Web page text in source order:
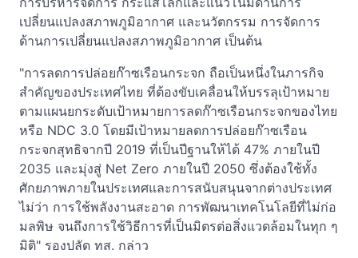
เปลี่ยนแปลงสภาพภูมิอากาศ และนวัตกรรม การจัดการ
ด้านการเปลี่ยนแปลงสภาพภูมิอากาศ เป็นต้น
"การลดการปล่อยก๊าซเรือนกระจก ถือเป็นหนึ่งในภารกิจ
สำคัญของประเทศไทย ที่ต้องขับเคลื่อนให้บรรลุเป้าหมาย
ตามแผนยกระดับเป้าหมายการลดก๊าซเรือนกระจกของไทย
หรือ NDC 3.0 โดยมีเป้าหมายลดการปล่อยก๊าซเรือน
กระจกสุทธิจากปี 2019 ที่เป็นปีฐานให้ได้ 47% ภายในปี
2035 และมุ่งสู่ Net Zero ภายในปี 2050 ซึ่งต้องใช้ทั้ง
ศักยภาพภายในประเทศและการสนับสนุนจากต่างประเทศ
ไม่ว่า การใช้พลังงานสะอาด การพัฒนาเทคโนโลยีที่ไม่ก่อ
มลพิษ จนถึงการใช้วิธีการที่เป็นมิตรต่อสิ่งแวดล้อมในทุก ๆ
มิติ" รองปลัด ทส. กล่าว